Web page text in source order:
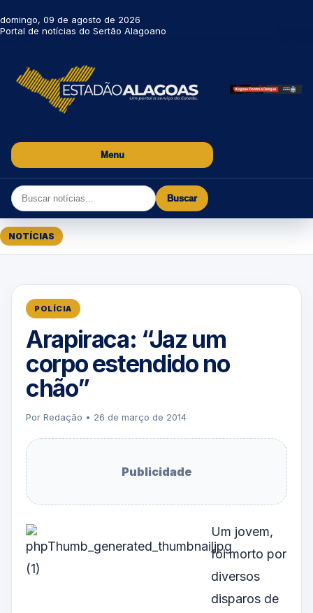
domingo, 09 de agosto de 2026
Portal de notícias do Sertão Alagoano
Menu
Buscar
NOTÍCIAS
POLÍCIA
Arapiraca: “Jaz um
corpo estendido no
chão”
Por Redação • 26 de março de 2014
Publicidade
Um jovem,
foi morto por
diversos
disparos de